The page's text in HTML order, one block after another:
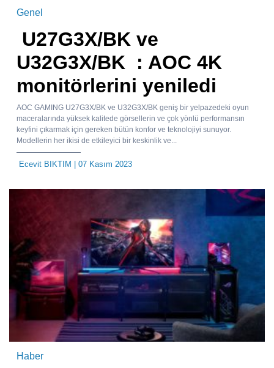
Genel
U27G3X/BK ve
U32G3X/BK : AOC 4K
monitörlerini yeniledi
AOC GAMING U27G3X/BK ve U32G3X/BK geniş bir yelpazedeki oyun
maceralarında yüksek kalitede görsellerin ve çok yönlü performansın
keyfini çıkarmak için gereken bütün konfor ve teknolojiyi sunuyor.
Modellerin her ikisi de etkileyici bir keskinlik ve...
Ecevit BIKTIM | 07 Kasım 2023
Haber